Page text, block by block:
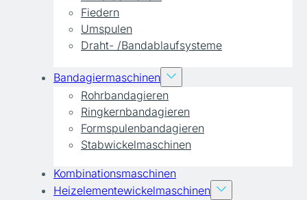
Fiedern
Umspulen
Draht- /Bandablaufsysteme
Bandagiermaschinen
Rohrbandagieren
Ringkernbandagieren
Formspulenbandagieren
Stabwickelmaschinen
Kombinationsmaschinen
Heizelementewickelmaschinen